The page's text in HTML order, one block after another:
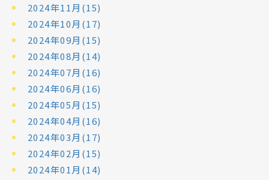
2024年11月(15)
2024年10月(17)
2024年09月(15)
2024年08月(14)
2024年07月(16)
2024年06月(16)
2024年05月(15)
2024年04月(16)
2024年03月(17)
2024年02月(15)
2024年01月(14)